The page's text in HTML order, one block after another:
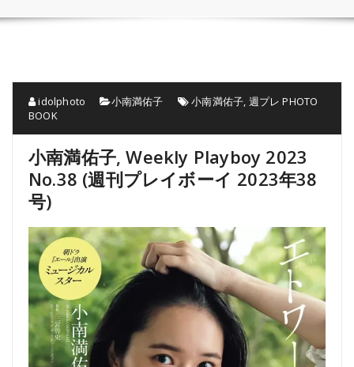
idolphoto 小南満佑子 小南満佑子, 週プレ PHOTO
BOOK
小南満佑子, Weekly Playboy 2023
No.38 (週刊プレイボーイ 2023年38
号)